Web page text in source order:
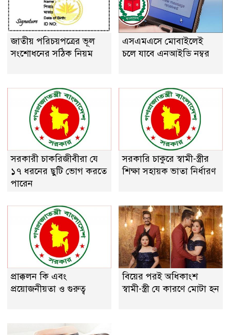
জাতীয় পরিচয়পত্রের ভূল
সংশোধনের সঠিক নিয়ম
এসএমএসে মোবাইলেই
চলে যাবে এনআইডি নম্বর
সরকারী চাকরিজীবীরা যে
১৭ ধরনের ছুটি ভোগ করতে
পারেন
সরকারি চাকুরে স্বামী-স্ত্রীর
শিক্ষা সহায়ক ভাতা নির্ধারণ
প্রাক্কলন কি এবং
প্রয়ােজনীয়তা ও গুরুত্ব
বিয়ের পরই অধিকাংশ
স্বামী-স্ত্রী যে কারণে মোটা হন